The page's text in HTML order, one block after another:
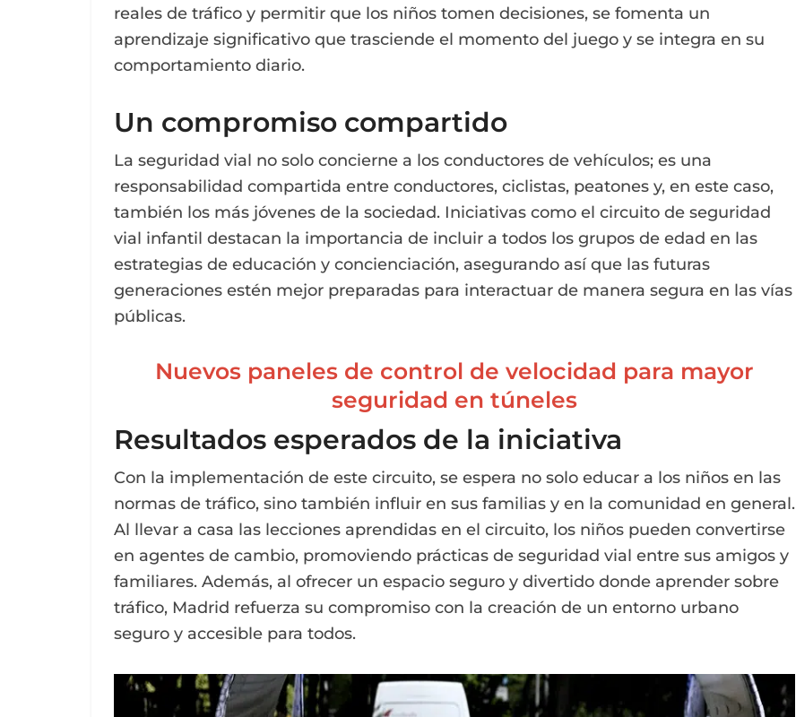
reales de tráfico y permitir que los niños tomen decisiones, se fomenta un
aprendizaje significativo que trasciende el momento del juego y se integra en su
comportamiento diario.
Un compromiso compartido
La seguridad vial no solo concierne a los conductores de vehículos; es una
responsabilidad compartida entre conductores, ciclistas, peatones y, en este caso,
también los más jóvenes de la sociedad. Iniciativas como el circuito de seguridad
vial infantil destacan la importancia de incluir a todos los grupos de edad en las
estrategias de educación y concienciación, asegurando así que las futuras
generaciones estén mejor preparadas para interactuar de manera segura en las vías
públicas.
Nuevos paneles de control de velocidad para mayor
seguridad en túneles
Resultados esperados de la iniciativa
Con la implementación de este circuito, se espera no solo educar a los niños en las
normas de tráfico, sino también influir en sus familias y en la comunidad en general.
Al llevar a casa las lecciones aprendidas en el circuito, los niños pueden convertirse
en agentes de cambio, promoviendo prácticas de seguridad vial entre sus amigos y
familiares. Además, al ofrecer un espacio seguro y divertido donde aprender sobre
tráfico, Madrid refuerza su compromiso con la creación de un entorno urbano
seguro y accesible para todos.